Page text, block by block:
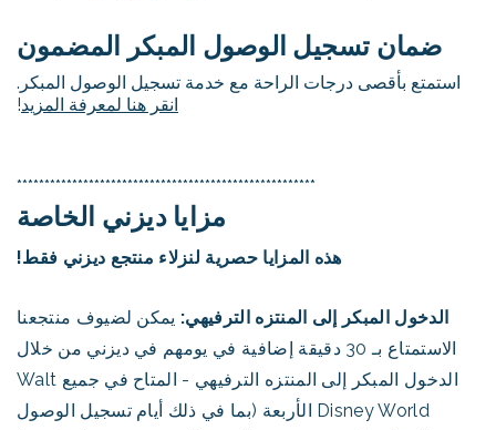
ضمان تسجيل الوصول المبكر المضمون
استمتع بأقصى درجات الراحة مع خدمة تسجيل الوصول المبكر.
انقر هنا لمعرفة المزيد!
******************************************************
مزايا ديزني الخاصة
هذه المزايا حصرية لنزلاء منتجع ديزني فقط!
الدخول المبكر إلى المنتزه الترفيهي: يمكن لضيوف منتجعنا
الاستمتاع بـ 30 دقيقة إضافية في يومهم في ديزني من خلال
الدخول المبكر إلى المنتزه الترفيهي - المتاح في جميع Walt
Disney World الأربعة (بما في ذلك أيام تسجيل الوصول